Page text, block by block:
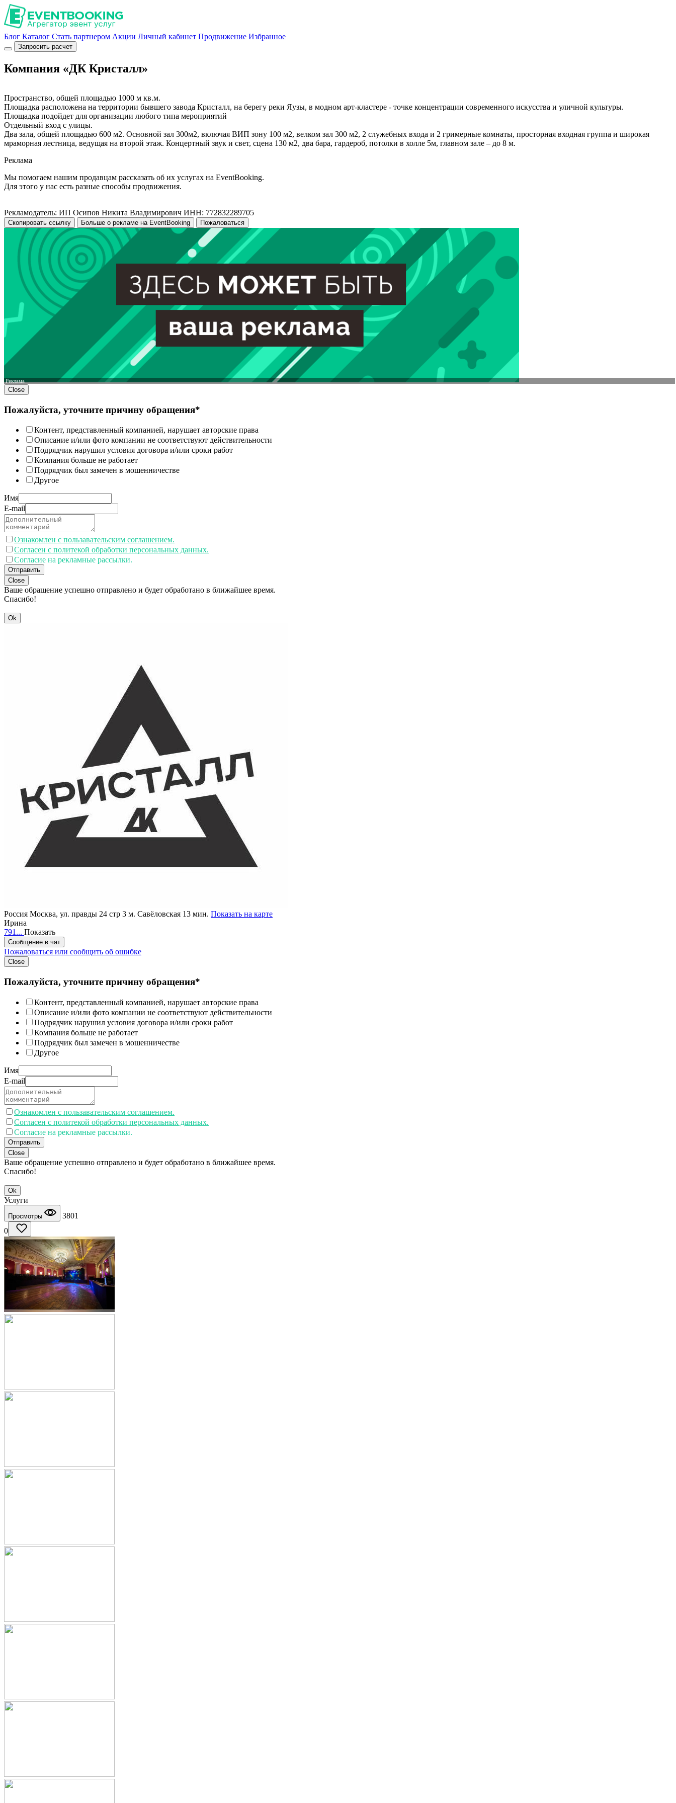
Блог Каталог Стать партнером Акции Личный кабинет Продвижение Избранное
Запросить расчет
Компания «ДК Кристалл»
Пространство, общей площадью 1000 м кв.м.
Площадка расположена на территории бывшего завода Кристалл, на берегу реки Яузы, в модном арт-кластере - точке концентрации современного искусства и уличной культуры.
Площадка подойдет для организации любого типа мероприятий
Отдельный вход с улицы.
Два зала, общей площадью 600 м2. Основной зал 300м2, включая ВИП зону 100 м2, велком зал 300 м2, 2 служебных входа и 2 гримерные комнаты, просторная входная группа и широкая
мраморная лестница, ведущая на второй этаж. Концертный звук и свет, сцена 130 м2, два бара, гардероб, потолки в холле 5м, главном зале – до 8 м.
Реклама
Мы помогаем нашим продавцам рассказать об их услугах на EventBooking.
Для этого у нас есть разные способы продвижения.
Рекламодатель: ИП Осипов Никита Владимирович ИНН: 772832289705
Скопировать ссылку Больше о рекламе на EventBooking Пожаловаться
Реклама
Close
Пожалуйста, уточните причину обращения*
Контент, представленный компанией, нарушает авторские права
Описание и/или фото компании не соответствуют действительности
Подрядчик нарушил условия договора и/или сроки работ
Компания больше не работает
Подрядчик был замечен в мошенничестве
Другое
Имя
E-mail
Ознакомлен с пользавательским соглашением.
Согласен с политекой обработки персональных данных.
Согласие на рекламные рассылки.
Отправить
Close
Ваше обращение успешно отправлено и будет обработано в ближайшее время.
Спасибо!
Ok
Россия Москва, ул. правды 24 стр 3 м. Савёловская 13 мин. Показать на карте
Ирина
791... Показать
Сообщение в чат
Пожаловаться или сообщить об ошибке
Close
Пожалуйста, уточните причину обращения*
Контент, представленный компанией, нарушает авторские права
Описание и/или фото компании не соответствуют действительности
Подрядчик нарушил условия договора и/или сроки работ
Компания больше не работает
Подрядчик был замечен в мошенничестве
Другое
Имя
E-mail
Ознакомлен с пользавательским соглашением.
Согласен с политекой обработки персональных данных.
Согласие на рекламные рассылки.
Отправить
Close
Ваше обращение успешно отправлено и будет обработано в ближайшее время.
Спасибо!
Ok
Услуги
Просмотры
3801
0